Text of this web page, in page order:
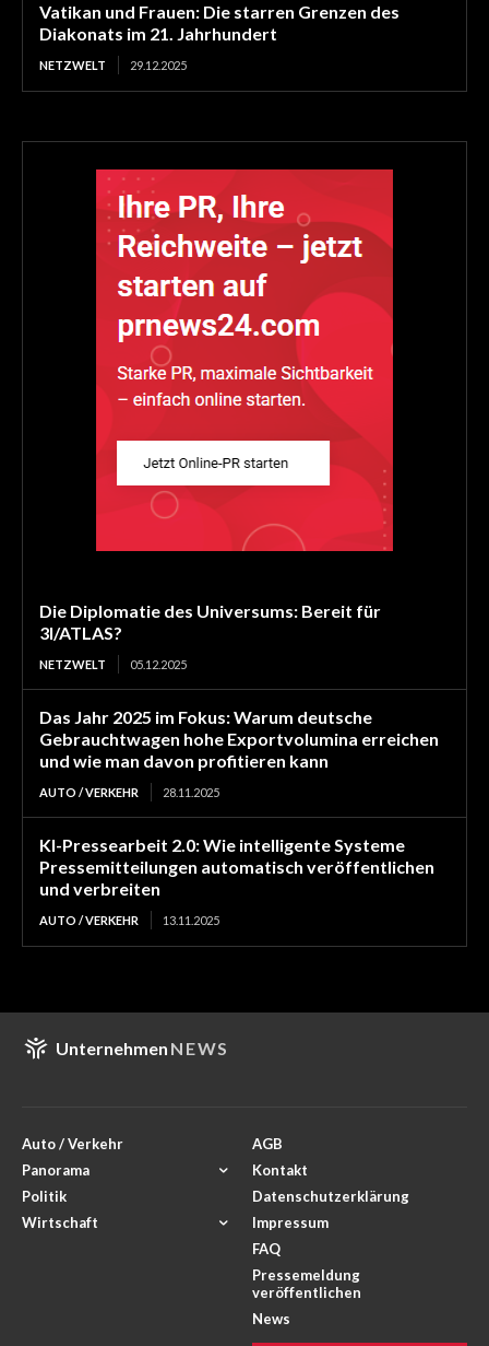
Vatikan und Frauen: Die starren Grenzen des
Diakonats im 21. Jahrhundert
NETZWELT 29.12.2025
Die Diplomatie des Universums: Bereit für
3I/ATLAS?
NETZWELT 05.12.2025
Das Jahr 2025 im Fokus: Warum deutsche
Gebrauchtwagen hohe Exportvolumina erreichen
und wie man davon profitieren kann
AUTO / VERKEHR 28.11.2025
KI-Pressearbeit 2.0: Wie intelligente Systeme
Pressemitteilungen automatisch veröffentlichen
und verbreiten
AUTO / VERKEHR 13.11.2025
Unternehmen NEWS
Auto / Verkehr
Panorama
Politik
Wirtschaft
AGB
Kontakt
Datenschutzerklärung
Impressum
FAQ
Pressemeldung
veröffentlichen
News